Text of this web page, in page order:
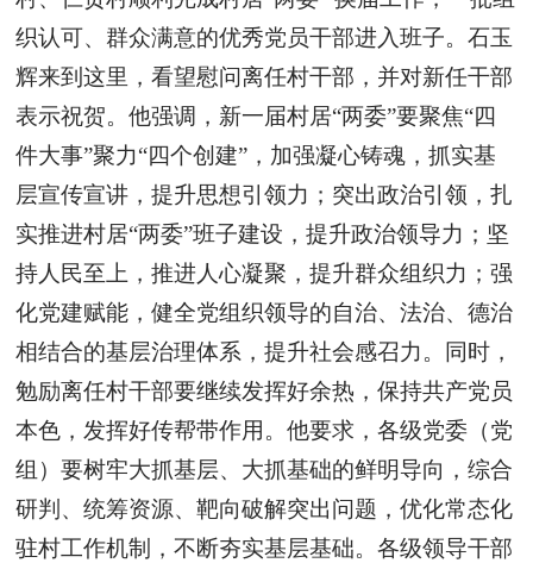
织认可、群众满意的优秀党员干部进入班子。石玉
辉来到这里，看望慰问离任村干部，并对新任干部
表示祝贺。他强调，新一届村居“两委”要聚焦“四
件大事”聚力“四个创建”，加强凝心铸魂，抓实基
层宣传宣讲，提升思想引领力；突出政治引领，扎
实推进村居“两委”班子建设，提升政治领导力；坚
持人民至上，推进人心凝聚，提升群众组织力；强
化党建赋能，健全党组织领导的自治、法治、德治
相结合的基层治理体系，提升社会感召力。同时，
勉励离任村干部要继续发挥好余热，保持共产党员
本色，发挥好传帮带作用。他要求，各级党委（党
组）要树牢大抓基层、大抓基础的鲜明导向，综合
研判、统筹资源、靶向破解突出问题，优化常态化
驻村工作机制，不断夯实基层基础。各级领导干部